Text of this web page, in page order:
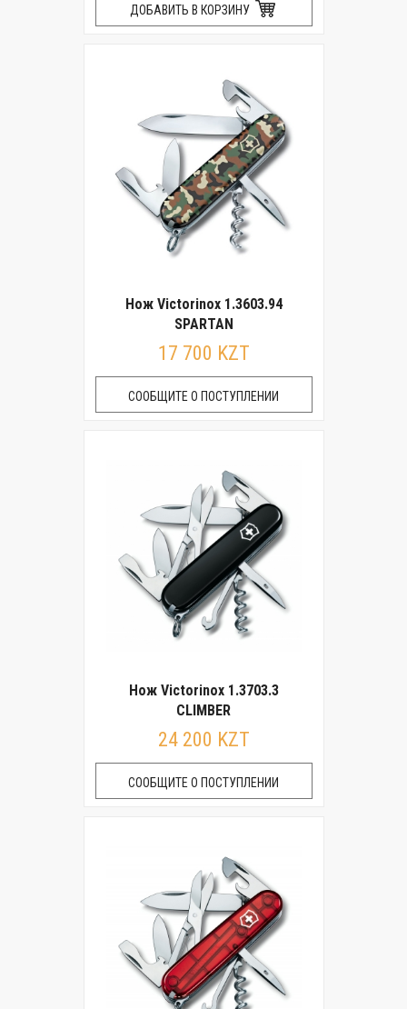
ДОБАВИТЬ В КОРЗИНУ
Нож Victorinox 1.3603.94
SPARTAN
17 700 KZT
СООБЩИТЕ О ПОСТУПЛЕНИИ
Нож Victorinox 1.3703.3
CLIMBER
24 200 KZT
СООБЩИТЕ О ПОСТУПЛЕНИИ